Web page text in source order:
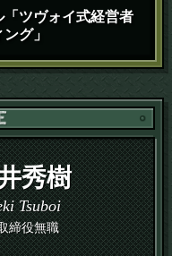
「ツヴォイ式経営者
グ」
秀樹
Tsuboi
締役無職